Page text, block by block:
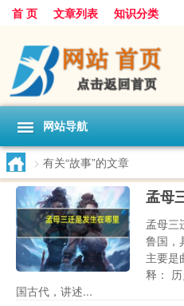
首 页 文章列表 知识分类
网站导航
> 有关“故事”的文章
孟母
孟母三
鲁国，
主要是
释：
国古代，讲述...